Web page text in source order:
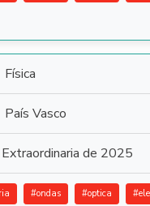
Física
País Vasco
Extraordinaria de 2025
#ondas #optica #